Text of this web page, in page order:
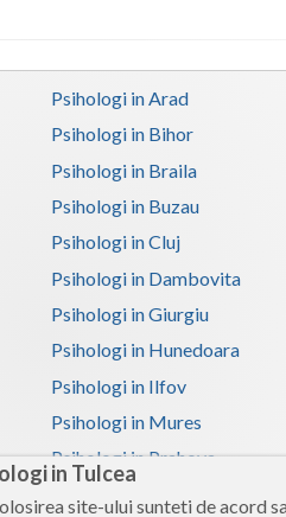
in Tulcea
site-ului sunteti de acord
Psihologi in Arad
Psihologi in Bihor
Psihologi in Braila
Psihologi in Buzau
Psihologi in Cluj
Psihologi in Dambovita
Psihologi in Giurgiu
Psihologi in Hunedoara
Psihologi in Ilfov
Psihologi in Mures
Psihologi in Prahova